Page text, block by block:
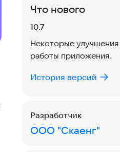
Что нового
Версия:
10.7
Некоторые улучшения
работы приложения.
История версий
Разработчик
ООО "Скаенг"